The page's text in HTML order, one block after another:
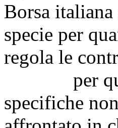
Borsa
specie per
regola le
per
specifiche